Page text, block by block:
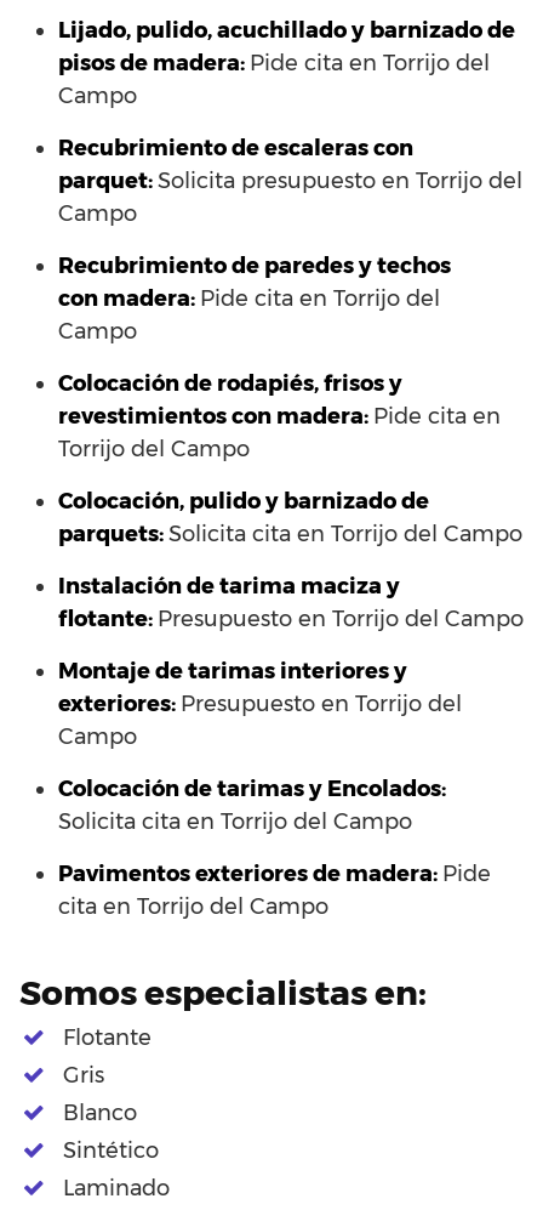
Lijado, pulido, acuchillado y barnizado de
pisos de madera: Pide cita en Torrijo del
Campo
Recubrimiento de escaleras con
parquet:Solicita presupuesto en Torrijo del
Campo
Recubrimiento de paredes y techos
con madera: Pide cita en Torrijo del
Campo
Colocación de rodapiés, frisos y
revestimientos con madera: Pide cita en
Torrijo del Campo
Colocación, pulido y barnizado de
parquets:Solicita cita en Torrijo del Campo
Instalación de tarima maciza y
flotante: Presupuesto en Torrijo del Campo
Montaje de tarimas interiores y
exteriores: Presupuesto en Torrijo del
Campo
Colocación de tarimas y Encolados:
Solicita cita en Torrijo del Campo
Pavimentos exteriores de madera: Pide
cita en Torrijo del Campo
Somos especialistas en:
Flotante
Gris
Blanco
Sintético
Laminado